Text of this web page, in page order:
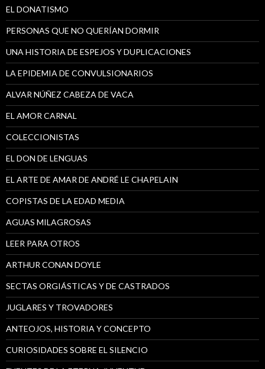
EL DONATISMO
PERSONAS QUE NO QUERÍAN DORMIR
UNA HISTORIA DE ESPEJOS Y DUPLICACIONES
LA EPIDEMIA DE CONVULSIONARIOS
ALVAR NÚÑEZ CABEZA DE VACA
EL AMOR CARNAL
COLECCIONISTAS
EL DON DE LENGUAS
EL ARTE DE AMAR DE ANDRÉ LE CHAPELAIN
COPISTAS DE LA EDAD MEDIA
AGUAS MILAGROSAS
LEER PARA OTROS
ARTHUR CONAN DOYLE
SECTAS ORGIÁSTICAS Y DE CASTRADOS
JUGLARES Y TROVADORES
ANTEOJOS, HISTORIA Y CONCEPTO
CURIOSIDADES SOBRE EL SILENCIO